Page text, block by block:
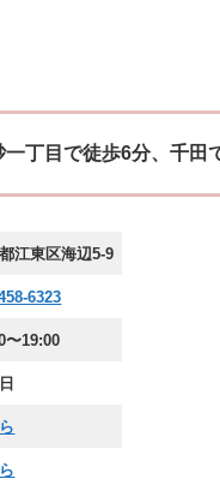
丁目で徒歩6分、千田
江東区海辺5-9
6323
〜19:00